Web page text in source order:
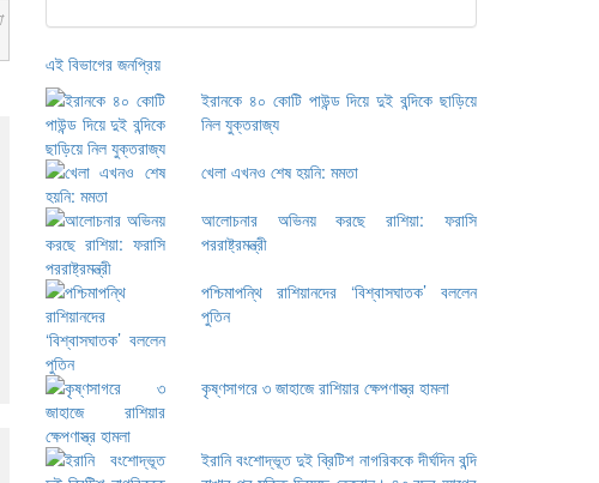
এই বিভাগের জনপ্রিয়
ইরানকে ৪০ কোটি পাউন্ড দিয়ে দুই বন্দিকে ছাড়িয়ে
নিল যুক্তরাজ্য
খেলা এখনও শেষ হয়নি: মমতা
আলোচনার অভিনয় করছে রাশিয়া: ফরাসি
পররাষ্ট্রমন্ত্রী
পশ্চিমাপন্থি রাশিয়ানদের ‘বিশ্বাসঘাতক’ বললেন
পুতিন
কৃষ্ণসাগরে ৩ জাহাজে রাশিয়ার ক্ষেপণাস্ত্র হামলা
ইরানি বংশোদ্ভূত দুই ব্রিটিশ নাগরিককে দীর্ঘদিন বন্দি